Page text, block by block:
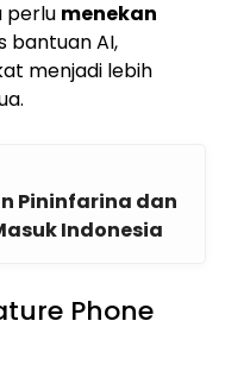
perlu menekan
bantuan AI,
menjadi lebih
Pininfarina dan
Indonesia
Phone